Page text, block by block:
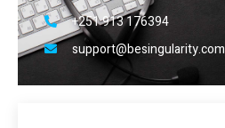
+251 913 176394
support@besingularity.com